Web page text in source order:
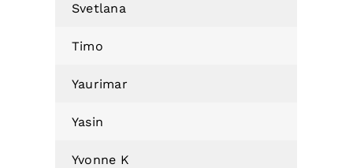
Svetlana
Timo
Yaurimar
Yasin
Yvonne K